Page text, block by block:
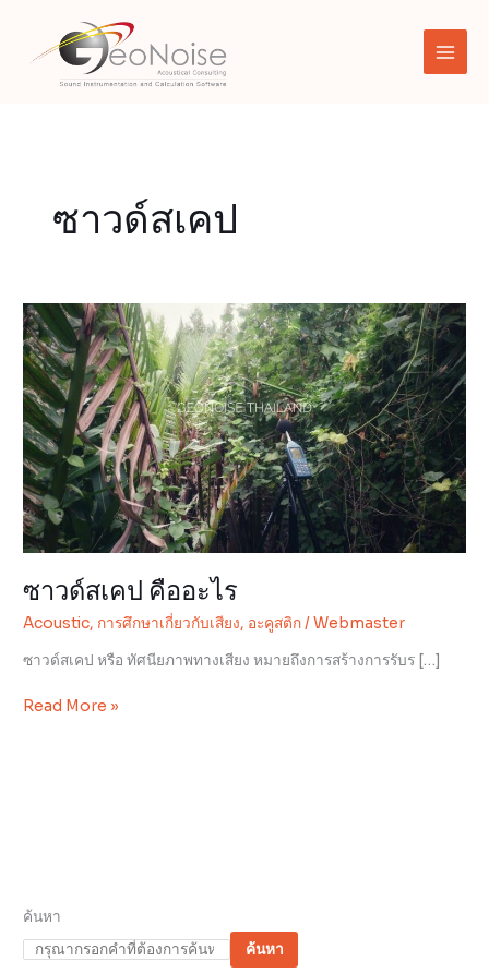
content
ซาวด์สเคป
ซาวด์สเคป คืออะไร
Acoustic, การศึกษาเกี่ยวกับเสียง, อะคูสติก/Webmaster
ซาวด์สเคป หรือ ทัศนียภาพทางเสียง หมายถึงการสร้างการรับร […]
ซาวด์
สเคป
คือ
อะไร
Read More »
ค้นหา
ค้นหา